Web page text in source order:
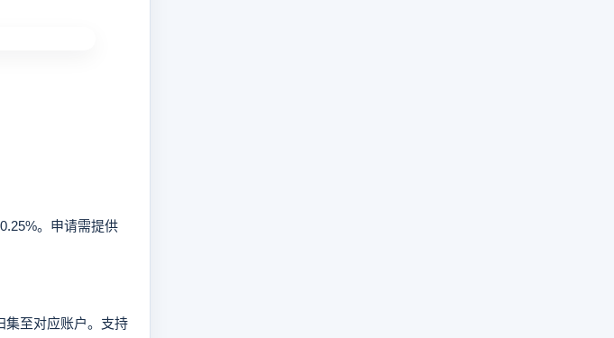
。申请需提供
至对应账户。支持